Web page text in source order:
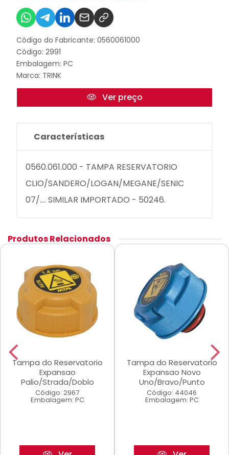
Código do Fabricante: 0560061000
Código: 2991
Embalagem: PC
Marca: TRINK
Ver preço
Características
0560.061.000 - TAMPA RESERVATORIO
CLIO/SANDERO/LOGAN/MEGANE/SENIC
07/.... SIMILAR IMPORTADO - 50246.
Produtos Relacionados
Tampa do Reservatorio
Expansao
Palio/Strada/Doblo
Código: 2967
Embalagem: PC
Tampa do Reservatorio
Expansao Novo
Uno/Bravo/Punto
Código: 44046
Embalagem: PC